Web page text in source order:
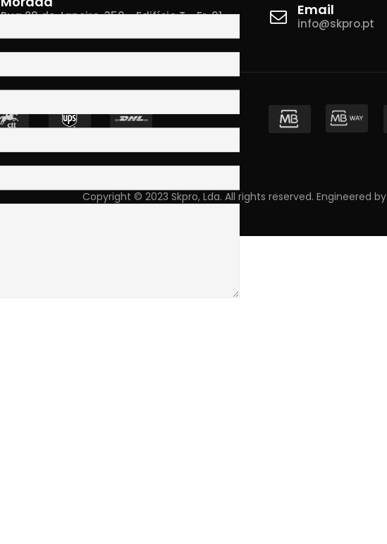
Rua 28 de Janeiro, 350 - Edifício T - Fr. 01
Email
info@skpro.pt
Copyright © 2023 Skpro, Lda. All rights reserved. Engineered by